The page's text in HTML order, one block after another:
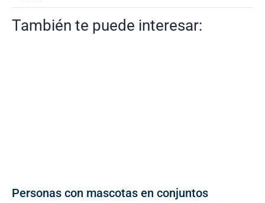
También te puede interesar:
Personas con mascotas en conjuntos